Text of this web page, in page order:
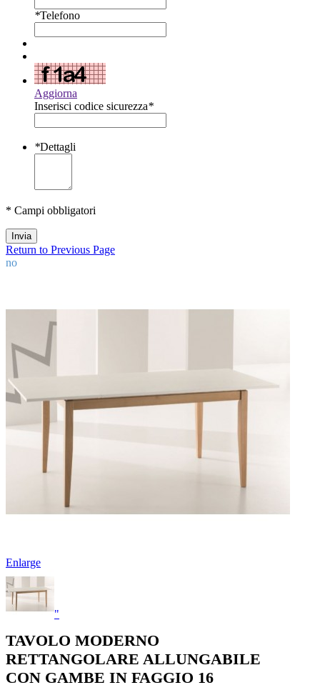
*Telefono
Aggiorna
Inserisci codice sicurezza*
*Dettagli
* Campi obbligatori
Invia
Return to Previous Page
no
Enlarge
"
TAVOLO MODERNO
RETTANGOLARE ALLUNGABILE
CON GAMBE IN FAGGIO 16